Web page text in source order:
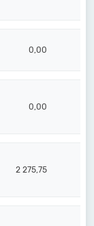
0,00
0,00
2 275,75